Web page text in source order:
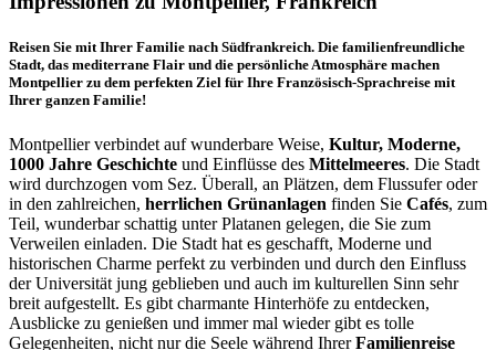
Reisen Sie mit Ihrer Familie nach Südfrankreich. Die familienfreundliche
Stadt, das mediterrane Flair und die persönliche Atmosphäre machen
Montpellier zu dem perfekten Ziel für Ihre Französisch-Sprachreise mit
Ihrer ganzen Familie!
Montpellier verbindet auf wunderbare Weise, Kultur, Moderne,
1000 Jahre Geschichte und Einflüsse des Mittelmeeres. Die Stadt
wird durchzogen vom Sez. Überall, an Plätzen, dem Flussufer oder
in den zahlreichen, herrlichen Grünanlagen finden Sie Cafés, zum
Teil, wunderbar schattig unter Platanen gelegen, die Sie zum
Verweilen einladen. Die Stadt hat es geschafft, Moderne und
historischen Charme perfekt zu verbinden und durch den Einfluss
der Universität jung geblieben und auch im kulturellen Sinn sehr
breit aufgestellt. Es gibt charmante Hinterhöfe zu entdecken,
Ausblicke zu genießen und immer mal wieder gibt es tolle
Gelegenheiten, nicht nur die Seele während IhrerFamilienreise